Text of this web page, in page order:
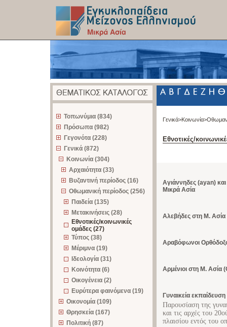
Τοπωνύμια (834)
Πρόσωπα (982)
Γεγονότα (228)
Γενικά (872)
Κοινωνία (304)
Αρχαιότητα (33)
Βυζαντινή περίοδος (16)
Οθωμανική περίοδος (256)
Παιδεία (135)
Μετακινήσεις (28)
Εθνοτικές/κοινωνικές
ομάδες (27)
Τύπος (38)
Μέριμνα (19)
Ιδεολογία (31)
Κοινότητα (6)
Οικογένεια (2)
Ευρύτερα φαινόμενα (19)
Οικονομία (109)
Θρησκεία (167)
Πολιτική (87)
Γενικά>Κοινωνία>
Εθνοτικές/
Αγιάννηδες (ayan)
Μικρά Ασία
Αλεβήδες στη Μ. Ασία
Αραβόφωνοι
Αρμένιοι στη Μ. Ασία
Γυναικεία
Παρουσίαση της
και τις αρχές του
πλαισίου εντός του